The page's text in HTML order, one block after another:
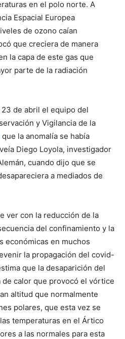
en el polo norte. A
Espacial Europea
de ozono caían
que creciera de manera
la capa de este gas que
parte de la radiación
de abril el equipo del
y Vigilancia de la
que la anomalía se había
Diego Loyola, investigador
cuando dijo que se
a mediados de
ver con la reducción de la
del confinamiento y la
económicas en muchos
la propagación del covid-
que la desaparición del
de calor que provocó el vórtice
altitud que normalmente
polares, que esta vez se
temperaturas en el Ártico
a las normales para esta